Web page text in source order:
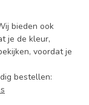
bieden ook
je de kleur,
voordat je
bestellen: